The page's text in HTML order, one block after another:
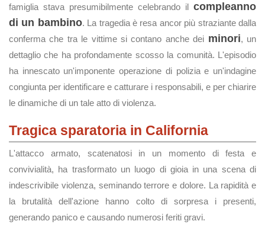
famiglia stava presumibilmente celebrando il compleanno
di un bambino. La tragedia è resa ancor più straziante dalla
conferma che tra le vittime si contano anche dei minori, un
dettaglio che ha profondamente scosso la comunità. L'episodio
ha innescato un'imponente operazione di polizia e un'indagine
congiunta per identificare e catturare i responsabili, e per chiarire
le dinamiche di un tale atto di violenza.
Tragica sparatoria in California
L'attacco armato, scatenatosi in un momento di festa e
convivialità, ha trasformato un luogo di gioia in una scena di
indescrivibile violenza, seminando terrore e dolore. La rapidità e
la brutalità dell'azione hanno colto di sorpresa i presenti,
generando panico e causando numerosi feriti gravi.